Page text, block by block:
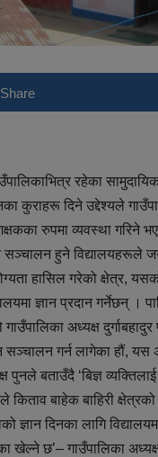
Share
रहेका सामुदायिक
कुराहरू दिने उद्देश्यले
रुपमा व्यवस्था
सञ्चालन हुने
हासिल गरेको क्षेत्र,
ज्ञान प्रदान गर्नेछन् ।
अध्यक्ष दुर्गाबहादुर
सञ्चालन गर्न लागेका हौं, यस
पुनले बताउँदै ‘बिज्ञ
किताव बाहेक बाहिरी
दिनका लागि
खेल्ने छ’– गाउँपालिका